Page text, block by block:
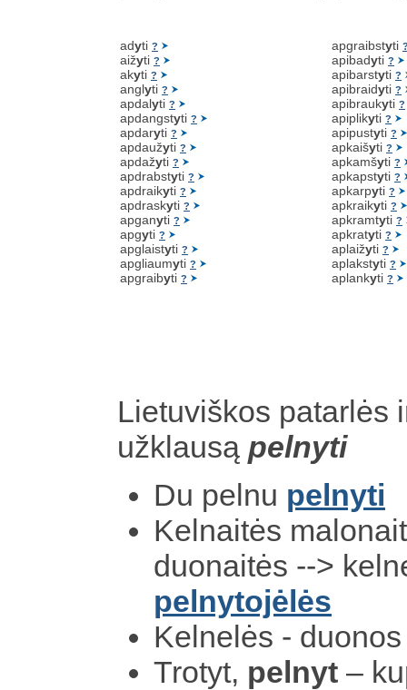
adyti ?
aižyti ?
akyti ?
anglyti ?
apdalyti ?
apdangstyti ?
apdaryti ?
apdaužyti ?
apdažyti ?
apdrabstyti ?
apdraikyti ?
apdraskyti ?
apganyti ?
apgyti ?
apglaistyti ?
apgliaumyti ?
apgraibyti ?
apgraibstyti
apibadyti ?
apibarstyti ?
apibraidyti ?
apibraukyti ?
apiplikyti ?
apipustyti ?
apkaišyti ?
apkamšyti ?
apkapstyti ?
apkarpyti ?
apkraikyti ?
apkramtyti ?
apkratyti ?
aplaižyti ?
aplakstyti ?
aplankyti ?
Lietuviškos patarlės
užklausą pelnyti
Du pelnu pelnyti
Kelnaitės
duonaitės -->
pelnytojėlės
Kelnelės -
Trotyt, pelnyt –